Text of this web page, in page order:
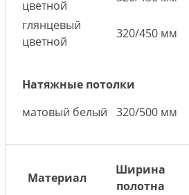
цветной
глянцевый
цветной
320/450 мм
Натяжные потолки
матовый белый
320/500 мм
Материал
Ширина
полотна